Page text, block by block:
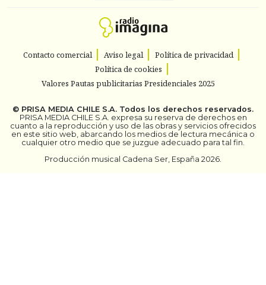
Contacto comercial Aviso legal
Política de privacidad
Política de cookies
Valores Pautas publicitarias Presidenciales 2025
© PRISA MEDIA CHILE S.A. Todos los derechos reservados.
PRISA MEDIA CHILE S.A. expresa su reserva de derechos en
cuanto a la reproducción y uso de las obras y servicios ofrecidos
en este sitio web, abarcando los medios de lectura mecánica o
cualquier otro medio que se juzgue adecuado para tal fin.
Producción musical Cadena Ser, España 2026.